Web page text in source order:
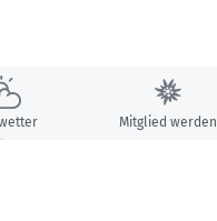
Mitglied werden